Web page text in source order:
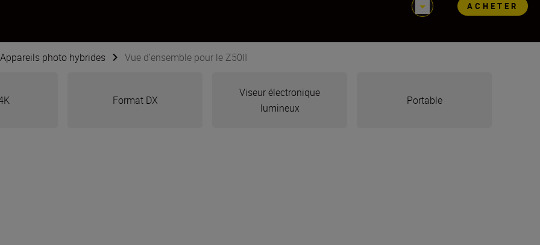
ACHETER
Appareils photo hybrides Vue d’ensemble pour le Z50II
Format DX
Viseur électronique
lumineux
Portable